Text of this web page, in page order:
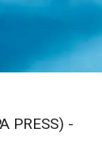
PRESS) -